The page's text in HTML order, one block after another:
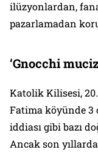
ilüzyonlardan,
pazarlamadan
‘Gnocchi
Katolik Kilisesi, 20.
Fatima köyünde 3
iddiası gibi bazı
Ancak son